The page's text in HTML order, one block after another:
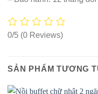
0/5 (0 Reviews)
SẢN PHẨM TƯƠNG